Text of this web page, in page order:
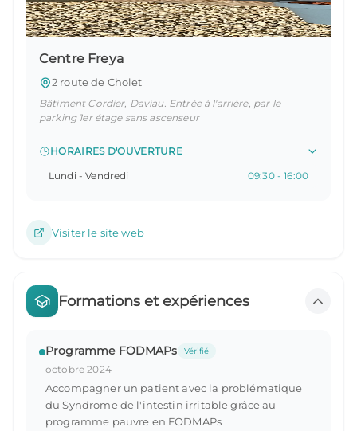
Centre Freya
2 route de Cholet
Bâtiment Cordier, Daviau. Entrée à l'arrière, par le
parking 1er étage sans ascenseur
HORAIRES D'OUVERTURE
Lundi - Vendredi 09:30 - 16:00
Visiter le site web
Formations et expériences
Programme FODMAPs Vérifié
octobre 2024
Accompagner un patient avec la problématique
du Syndrome de l'intestin irritable grâce au
programme pauvre en FODMAPs